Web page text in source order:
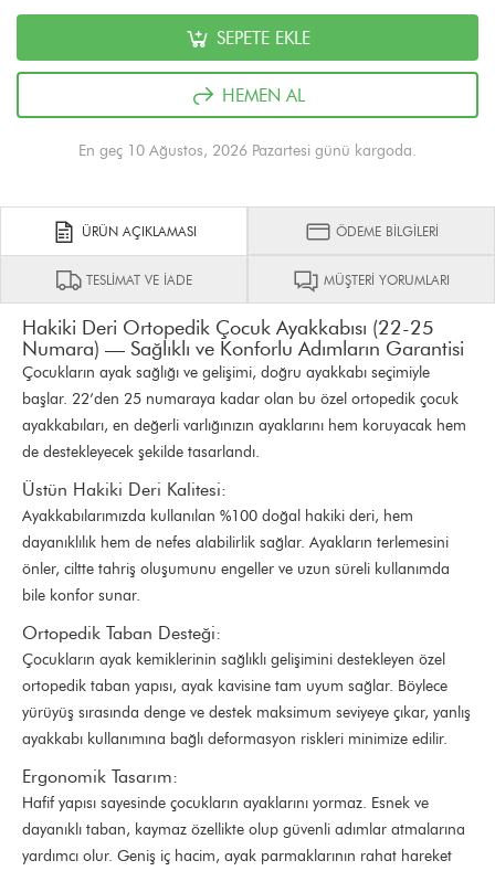
SEPETE EKLE
HEMEN AL
En geç 10 Ağustos, 2026 Pazartesi günü kargoda.
ÜRÜN AÇIKLAMASI ÖDEME BİLGİLERİ
TESLİMAT VE İADE MÜŞTERİ YORUMLARI
Hakiki Deri Ortopedik Çocuk Ayakkabısı (22-25
Numara) — Sağlıklı ve Konforlu Adımların Garantisi
Çocukların ayak sağlığı ve gelişimi, doğru ayakkabı seçimiyle
başlar. 22’den 25 numaraya kadar olan bu özel ortopedik çocuk
ayakkabıları, en değerli varlığınızın ayaklarını hem koruyacak hem
de destekleyecek şekilde tasarlandı.
Üstün Hakiki Deri Kalitesi:
Ayakkabılarımızda kullanılan %100 doğal hakiki deri, hem
dayanıklılık hem de nefes alabilirlik sağlar. Ayakların terlemesini
önler, ciltte tahriş oluşumunu engeller ve uzun süreli kullanımda
bile konfor sunar.
Ortopedik Taban Desteği:
Çocukların ayak kemiklerinin sağlıklı gelişimini destekleyen özel
ortopedik taban yapısı, ayak kavisine tam uyum sağlar. Böylece
yürüyüş sırasında denge ve destek maksimum seviyeye çıkar, yanlış
ayakkabı kullanımına bağlı deformasyon riskleri minimize edilir.
Ergonomik Tasarım:
Hafif yapısı sayesinde çocukların ayaklarını yormaz. Esnek ve
dayanıklı taban, kaymaz özellikte olup güvenli adımlar atmalarına
yardımcı olur. Geniş iç hacim, ayak parmaklarının rahat hareket